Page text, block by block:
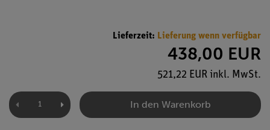
Lieferzeit: Lieferung wenn verfügbar
438,00 EUR
521,22 EUR inkl. MwSt.
In den Warenkorb